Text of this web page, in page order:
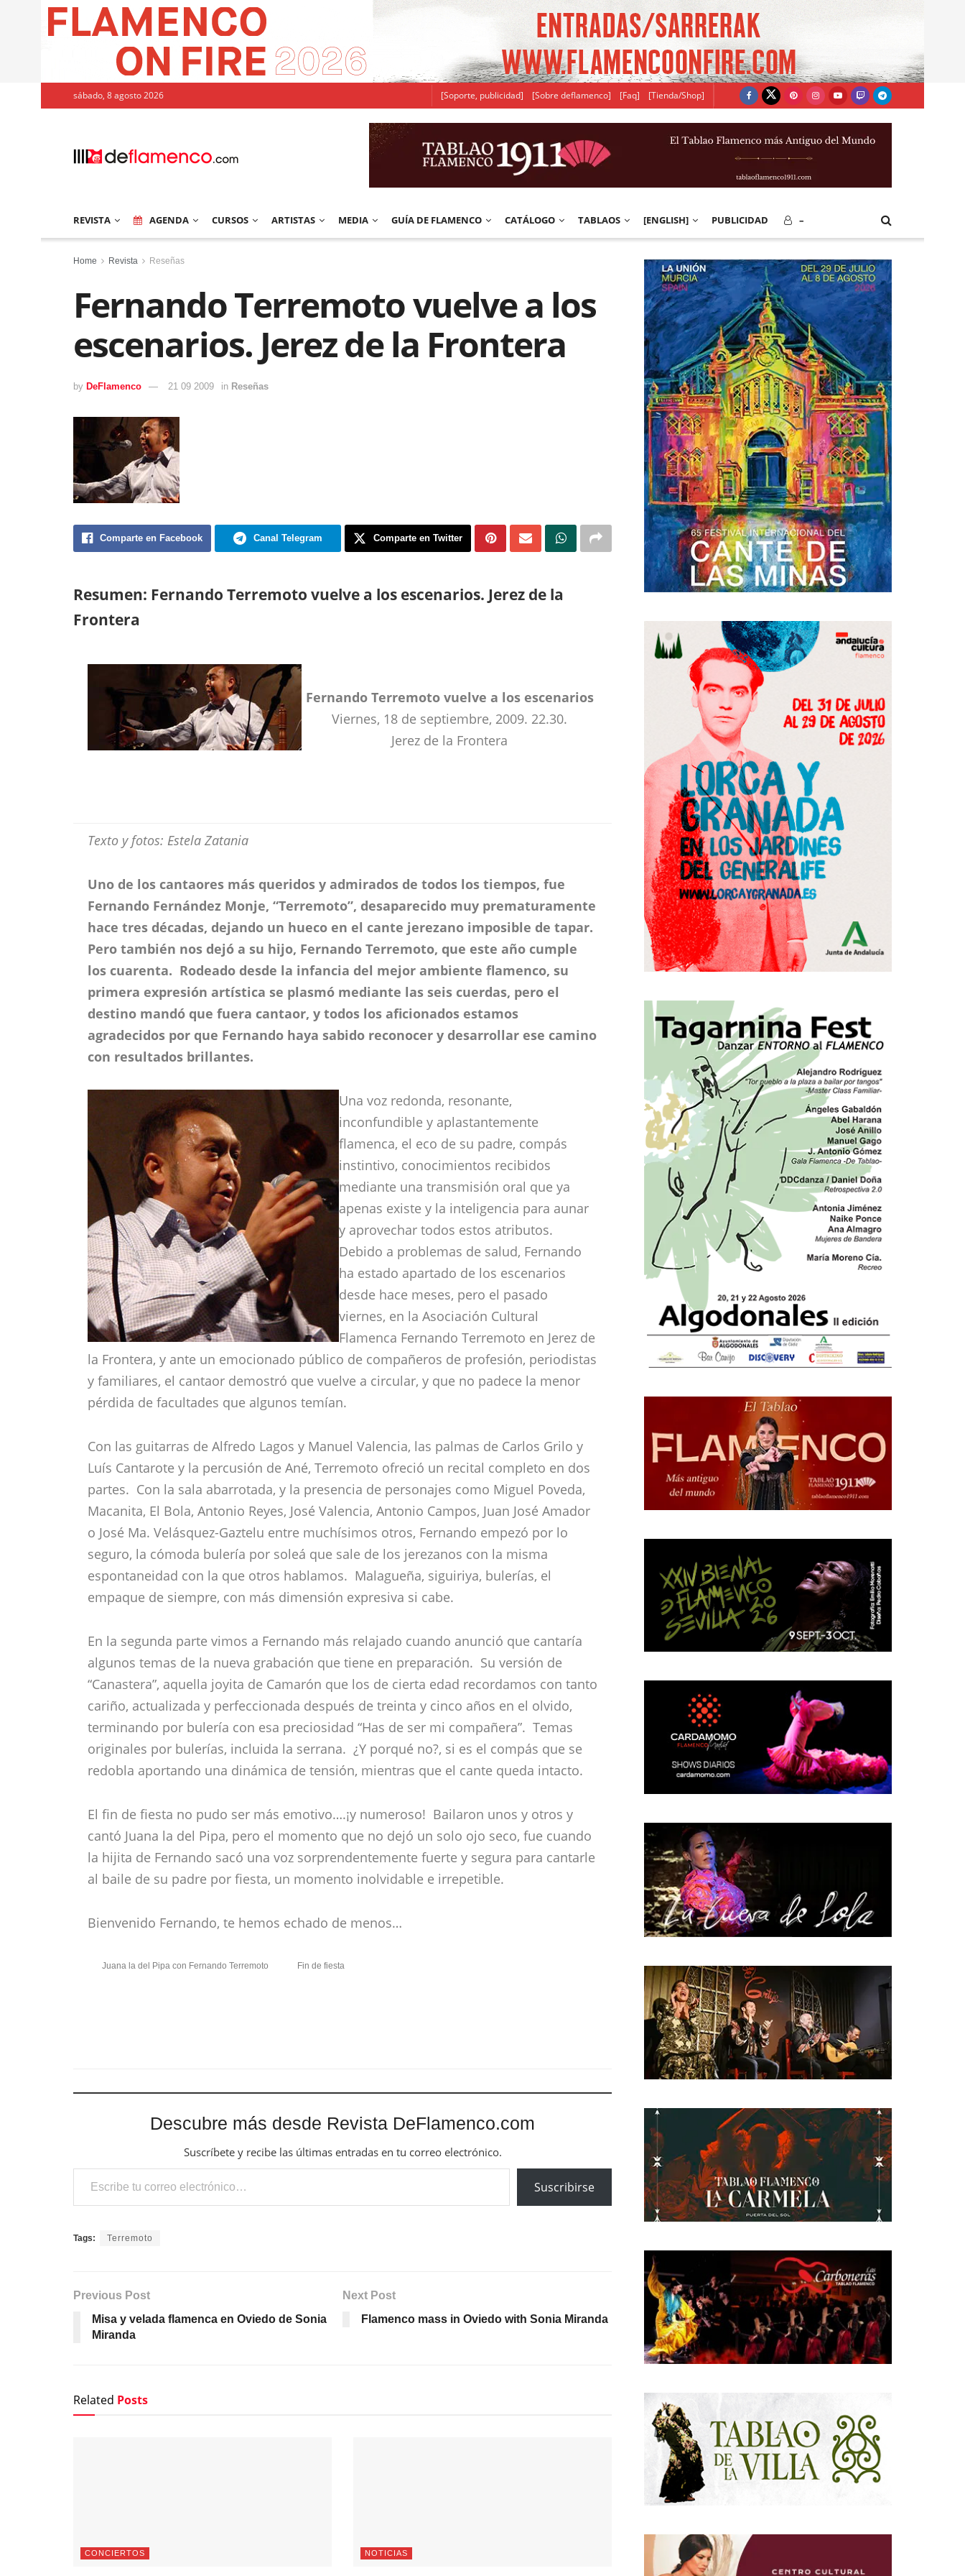
sábado, 8 agosto 2026 [Soporte, publicidad] [Sobre deflamenco] [Faq] [Tienda/Shop]
REVISTA AGENDA CURSOS ARTISTAS MEDIA GUÍA DE FLAMENCO CATÁLOGO TABLAOS [ENGLISH] PUBLICIDAD –
Home Revista Reseñas
Fernando Terremoto vuelve a los
escenarios. Jerez de la Frontera
by DeFlamenco 21 09 2009 in Reseñas
Comparte en Facebook Canal Telegram Comparte en Twitter
Resumen: Fernando Terremoto vuelve a los escenarios. Jerez de la
Frontera
Fernando Terremoto vuelve a los escenarios
Viernes, 18 de septiembre, 2009. 22.30.
Jerez de la Frontera
Texto y fotos: Estela Zatania
Uno de los cantaores más queridos y admirados de todos los tiempos, fue
Fernando Fernández Monje, “Terremoto”, desaparecido muy prematuramente
hace tres décadas, dejando un hueco en el cante jerezano imposible de tapar.
Pero también nos dejó a su hijo, Fernando Terremoto, que este año cumple
los cuarenta. Rodeado desde la infancia del mejor ambiente flamenco, su
primera expresión artística se plasmó mediante las seis cuerdas, pero el
destino mandó que fuera cantaor, y todos los aficionados estamos
agradecidos por que Fernando haya sabido reconocer y desarrollar ese camino
con resultados brillantes.
Una voz redonda, resonante,
inconfundible y aplastantemente
flamenca, el eco de su padre, compás
instintivo, conocimientos recibidos
mediante una transmisión oral que ya
apenas existe y la inteligencia para aunar
y aprovechar todos estos atributos.
Debido a problemas de salud, Fernando
ha estado apartado de los escenarios
desde hace meses, pero el pasado
viernes, en la Asociación Cultural
Flamenca Fernando Terremoto en Jerez de
la Frontera, y ante un emocionado público de compañeros de profesión, periodistas
y familiares, el cantaor demostró que vuelve a circular, y que no padece la menor
pérdida de facultades que algunos temían.
Con las guitarras de Alfredo Lagos y Manuel Valencia, las palmas de Carlos Grilo y
Luís Cantarote y la percusión de Ané, Terremoto ofreció un recital completo en dos
partes. Con la sala abarrotada, y la presencia de personajes como Miguel Poveda,
Macanita, El Bola, Antonio Reyes, José Valencia, Antonio Campos, Juan José Amador
o José Ma. Velásquez-Gaztelu entre muchísimos otros, Fernando empezó por lo
seguro, la cómoda bulería por soleá que sale de los jerezanos con la misma
espontaneidad con la que otros hablamos. Malagueña, siguiriya, bulerías, el
empaque de siempre, con más dimensión expresiva si cabe.
En la segunda parte vimos a Fernando más relajado cuando anunció que cantaría
algunos temas de la nueva grabación que tiene en preparación. Su versión de
“Canastera”, aquella joyita de Camarón que los de cierta edad recordamos con tanto
cariño, actualizada y perfeccionada después de treinta y cinco años en el olvido,
terminando por bulería con esa preciosidad “Has de ser mi compañera”. Temas
originales por bulerías, incluida la serrana. ¿Y porqué no?, si es el compás que se
redobla aportando una dinámica de tensión, mientras que el cante queda intacto.
El fin de fiesta no pudo ser más emotivo….¡y numeroso! Bailaron unos y otros y
cantó Juana la del Pipa, pero el momento que no dejó un solo ojo seco, fue cuando
la hijita de Fernando sacó una voz sorprendentemente fuerte y segura para cantarle
al baile de su padre por fiesta, un momento inolvidable e irrepetible.
Bienvenido Fernando, te hemos echado de menos…
Juana la del Pipa con Fernando Terremoto Fin de fiesta
Descubre más desde Revista DeFlamenco.com
Suscríbete y recibe las últimas entradas en tu correo electrónico.
Escribe tu correo electrónico…
Suscribirse
Tags: Terremoto
Previous Post
Misa y velada flamenca en Oviedo de Sonia
Miranda
Next Post
Flamenco mass in Oviedo with Sonia Miranda
Related Posts
CONCIERTOS NOTICIAS